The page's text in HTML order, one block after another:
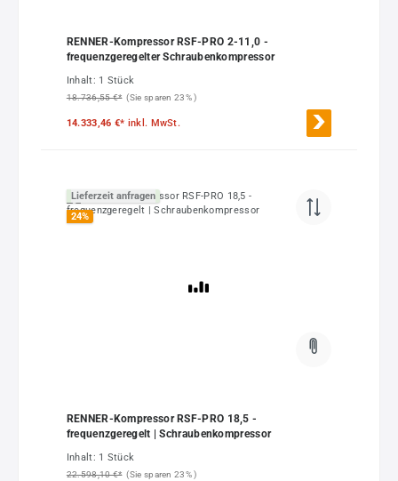
RENNER-Kompressor RSF-PRO 2-11,0 -
frequenzgeregelter Schraubenkompressor
Inhalt: 1 Stück
18.736,55 €* (Sie sparen 23% )
14.333,46 €* inkl. MwSt.
Lieferzeit anfragen
24%
RENNER-Kompressor RSF-PRO 18,5 -
frequenzgeregelt | Schraubenkompressor
Inhalt: 1 Stück
22.598,10 €* (Sie sparen 23% )